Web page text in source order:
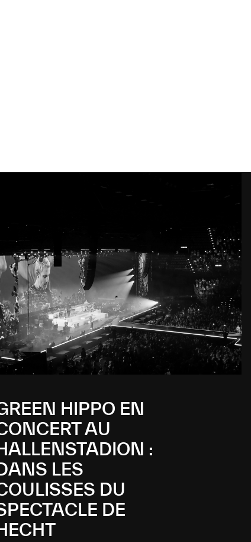
HIPPO EN
AU
:
LES
DU
DE